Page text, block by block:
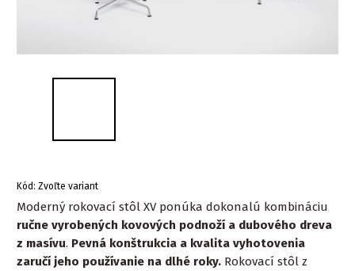
Kód: Zvoľte variant
Moderný rokovací stôl XV ponúka dokonalú kombináciu
ručne vyrobených kovových podnoží a dubového dreva
z masívu. Pevná konštrukcia a kvalita vyhotovenia
zaručí jeho používanie na dlhé roky. Rokovací stôl z